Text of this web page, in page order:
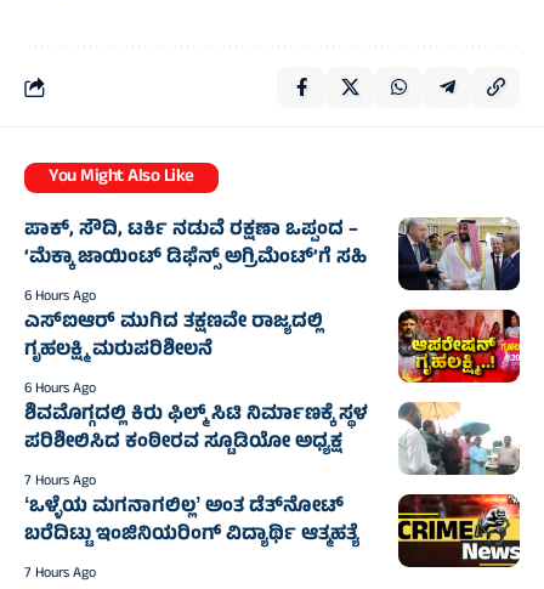
You Might Also Like
ಪಾಕ್, ಸೌದಿ, ಟರ್ಕಿ ನಡುವೆ ರಕ್ಷಣಾ ಒಪ್ಪಂದ –
‘ಮೆಕ್ಕಾ ಜಾಯಿಂಟ್ ಡಿಫೆನ್ಸ್ ಅಗ್ರಿಮೆಂಟ್’ಗೆ ಸಹಿ
6 Hours Ago
ಎಸ್‌ಐಆರ್ ಮುಗಿದ ತಕ್ಷಣವೇ ರಾಜ್ಯದಲ್ಲಿ
ಗೃಹಲಕ್ಷ್ಮಿ ಮರುಪರಿಶೀಲನೆ
6 Hours Ago
ಶಿವಮೊಗ್ಗದಲ್ಲಿ ಕಿರು ಫಿಲ್ಮ್ ಸಿಟಿ ನಿರ್ಮಾಣಕ್ಕೆ ಸ್ಥಳ
ಪರಿಶೀಲಿಸಿದ ಕಂಠೀರವ ಸ್ಟೂಡಿಯೋ ಅಧ್ಯಕ್ಷ
7 Hours Ago
ʻಒಳ್ಳೆಯ ಮಗನಾಗಲಿಲ್ಲʼ ಅಂತ ಡೆತ್‌ನೋಟ್
ಬರೆದಿಟ್ಟು ಇಂಜಿನಿಯರಿಂಗ್ ವಿದ್ಯಾರ್ಥಿ ಆತ್ಮಹತ್ಯೆ‌
7 Hours Ago